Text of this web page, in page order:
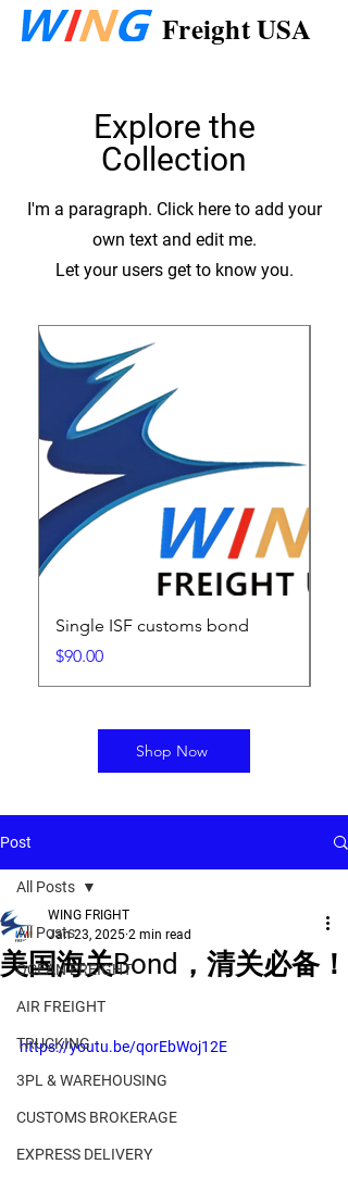
Freight USA
Explore the
Collection
I'm a paragraph. Click here to add your
own text and edit me.
Let your users get to know you.
Single ISF customs bond
Price
$90.00
Shop Now
Post
All Posts
OCEAN FREIGHT
AIR FREIGHT
TRUCKING
3PL & WAREHOUSING
CUSTOMS BROKERAGE
EXPRESS DELIVERY
All Posts
美国海关Bond，清关必备！
WING FRIGHT
Jan 23, 2025 2 min read
https://youtu.be/qorEbWoj12E